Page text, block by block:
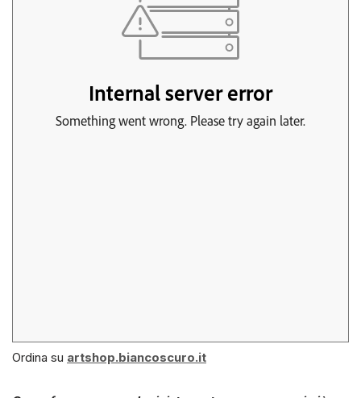
Ordina su artshop.biancoscuro.it